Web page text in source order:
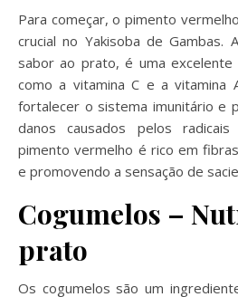
Para começar, o pimento
crucial no Yakisoba de Gambas.
sabor ao prato, é uma
como a vitamina C e a vitamina
fortalecer o sistema imunitário e
danos causados pelos
pimento vermelho é rico em
e promovendo a sensação de
Cogumelos –
prato
Os cogumelos são um